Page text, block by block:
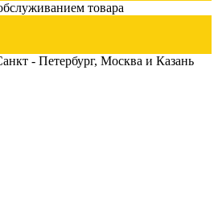
товара
- Петербург, Москва и Казань